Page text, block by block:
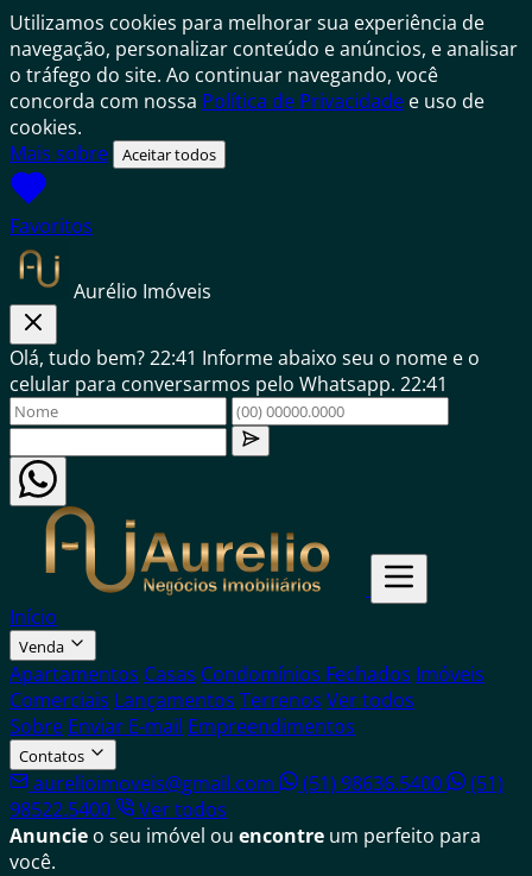
Utilizamos cookies para melhorar sua experiência de
navegação, personalizar conteúdo e anúncios, e analisar
o tráfego do site. Ao continuar navegando, você
concorda com nossa Política de Privacidade e uso de
cookies.
Mais sobre
Aceitar todos
Favoritos
Aurélio Imóveis
Olá, tudo bem?22:41 Informe abaixo seu o nome e o
celular para conversarmos pelo Whatsapp. 22:41
Início
Venda
Apartamentos Casas Condomínios Fechados Imóveis
Comerciais Lançamentos Terrenos Ver todos
Sobre Enviar E-mail Empreendimentos
Contatos
aurelioimoveis@gmail.com (51) 98636.5400
(51)
98522.5400
Ver todos
Anuncie o seu imóvel ou encontre um perfeito para
você.